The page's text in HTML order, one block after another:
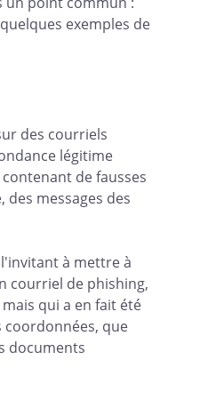
exemples de
des courriels
légitime
de fausses
messages des
à mettre à
courriel de phishing,
qui a en fait été
que
documents